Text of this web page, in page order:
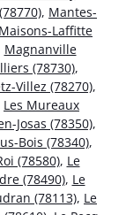
, Mantes-
Maisons-Laffitte
Magnanville
(78730),
Villez (78270),
Les Mureaux
Josas (78350),
Bois (78340),
(78580), Le
(78490), Le
(78113), Le